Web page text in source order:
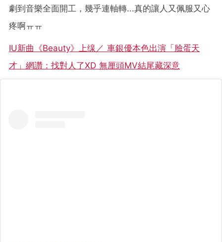
劇到音樂全面開工，幾乎連軸轉...真的讓人又佩服又心
疼啊ㅠㅠ
IU新曲《Beauty》上缐／ 車銀優本色出演「臉蛋天
才」網讚：找對人了XD 無厘頭MV結尾藏深意